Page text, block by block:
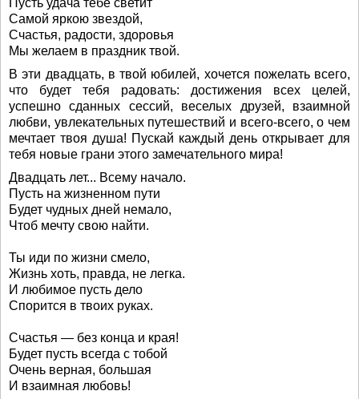
Пусть удача тебе светит
Самой яркою звездой,
Счастья, радости, здоровья
Мы желаем в праздник твой.
В эти двадцать, в твой юбилей, хочется пожелать всего,
что будет тебя радовать: достижения всех целей,
успешно сданных сессий, веселых друзей, взаимной
любви, увлекательных путешествий и всего-всего, о чем
мечтает твоя душа! Пускай каждый день открывает для
тебя новые грани этого замечательного мира!
Двадцать лет... Всему начало.
Пусть на жизненном пути
Будет чудных дней немало,
Чтоб мечту свою найти.
Ты иди по жизни смело,
Жизнь хоть, правда, не легка.
И любимое пусть дело
Спорится в твоих руках.
Счастья — без конца и края!
Будет пусть всегда с тобой
Очень верная, большая
И взаимная любовь!